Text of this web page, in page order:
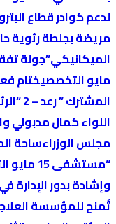
لدعم كوادر قطاع
مريضة بجلطة رئوية
الميكانيكي”
مايو التخصصيختام
المشترك ” رعد – 2 “
اللواء كمال مدبولي
مجلس الوزراءساحة
وإشادة بدور الإدارة
تٌمنح للمؤسسة